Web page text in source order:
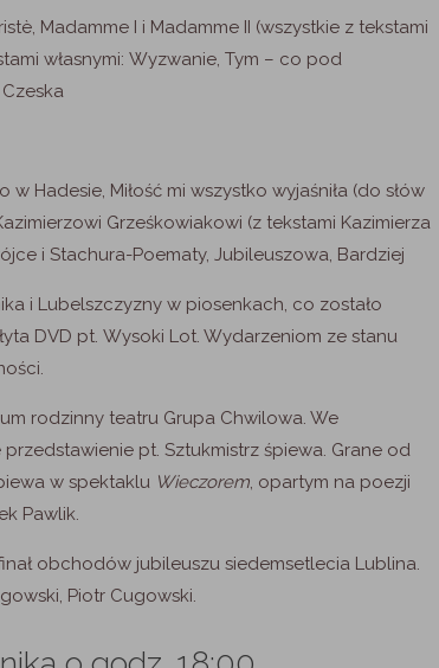
Madamme I i Madamme II (wszystkie z tekstami
własnymi: Wyzwanie, Tym – co pod
Hadesie, Miłość mi wszystko wyjaśniła (do słów
Grześkowiakowi (z tekstami Kazimierza
i Stachura-Poematy, Jubileuszowa, Bardziej
i Lubelszczyzny w piosenkach, co zostało
DVD pt. Wysoki Lot. Wydarzeniom ze stanu
rodzinny teatru Grupa Chwilowa. We
pt. Sztukmistrz śpiewa. Grane od
w spektaklu Wieczorem, opartym na poezji
Pawlik.
obchodów jubileuszu siedemsetlecia Lublina.
Piotr Cugowski.